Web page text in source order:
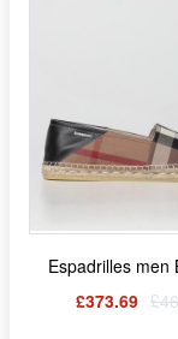
Espadrilles men
£373.69